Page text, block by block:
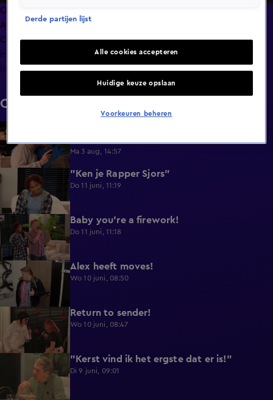
Tijdens het 24-uurs gesprek geven ze toe dat de vonk is
overgeslagen. Verlaten ze samen de villa?
Overzicht
Afleveringen
Clips
Hoe is het nu met?
Info
Clips
6:32
Ma 3 aug, 14:57
0:49 "Ken je Rapper Sjors"
Do 11 juni, 11:19
0:39 Baby you're a firework!
Do 11 juni, 11:18
0:43 Alex heeft moves!
Wo 10 juni, 08:50
0:36 Return to sender!
Wo 10 juni, 08:47
"Kerst vind ik het ergste dat er is!"
Di 9 juni, 09:01
Derde partijen lijst
Alle cookies accepteren
Huidige keuze opslaan
Voorkeuren beheren